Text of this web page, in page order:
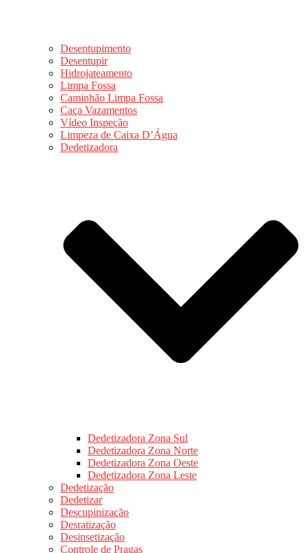
Desentupimento
Desentupir
Hidrojateamento
Limpa Fossa
Caminhão Limpa Fossa
Caça Vazamentos
Vídeo Inspeção
Limpeza de Caixa D’Água
Dedetizadora
Dedetizadora Zona Sul
Dedetizadora Zona Norte
Dedetizadora Zona Oeste
Dedetizadora Zona Leste
Dedetização
Dedetizar
Descupinização
Desratização
Desinsetização
Controle de Pragas